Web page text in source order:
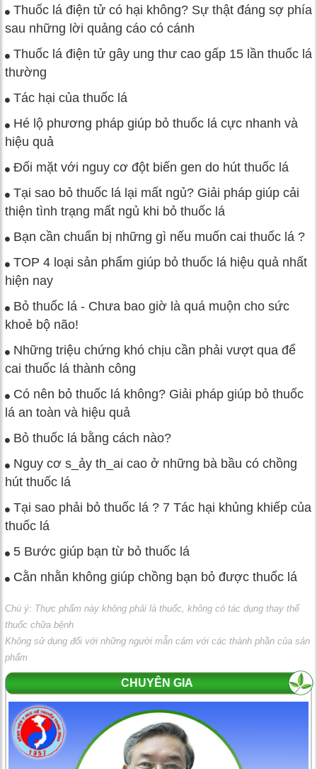
Thuốc lá điện tử có hại không? Sự thật đáng sợ phía
sau những lời quảng cáo có cánh
Thuốc lá điện tử gây ung thư cao gấp 15 lần thuốc lá
thường
Tác hại của thuốc lá
Hé lộ phương pháp giúp bỏ thuốc lá cực nhanh và
hiệu quả
Đối mặt với nguy cơ đột biến gen do hút thuốc lá
Tại sao bỏ thuốc lá lại mất ngủ? Giải pháp giúp cải
thiện tình trạng mất ngủ khi bỏ thuốc lá
Bạn cần chuẩn bị những gì nếu muốn cai thuốc lá ?
TOP 4 loại sản phẩm giúp bỏ thuốc lá hiệu quả nhất
hiện nay
Bỏ thuốc lá - Chưa bao giờ là quá muộn cho sức
khoẻ bộ não!
Những triệu chứng khó chịu cần phải vượt qua để
cai thuốc lá thành công
Có nên bỏ thuốc lá không? Giải pháp giúp bỏ thuốc
lá an toàn và hiệu quả
Bỏ thuốc lá bằng cách nào?
Nguy cơ s_ảy th_ai cao ở những bà bầu có chồng
hút thuốc lá
Tại sao phải bỏ thuốc lá ? 7 Tác hại khủng khiếp của
thuốc lá
5 Bước giúp bạn từ bỏ thuốc lá
Cằn nhằn không giúp chồng bạn bỏ được thuốc lá
Chú ý: Thực phẩm này không phải là thuốc, không có tác dụng thay thế
thuốc chữa bệnh
Không sử dụng đối với những người mẫn cảm với các thành phần của sản
phẩm
CHUYÊN GIA